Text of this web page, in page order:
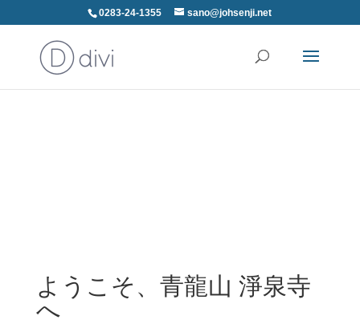
0283-24-1355 sano@johsenji.net
ようこそ、青龍山 淨泉寺
へ